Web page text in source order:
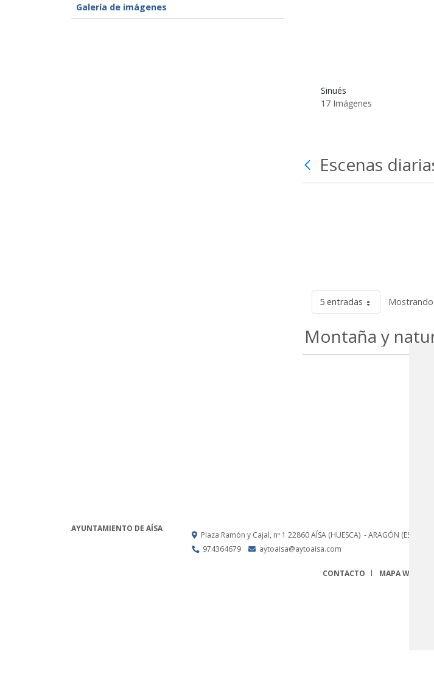
Galería de imágenes
Sinués
17 Imágenes
Escenas
5 entradas
Montaña y
AYUNTAMIENTO DE AÍSA
Plaza Ramón y Cajal, nº 1 22860AÍSA (HUESCA) - ARAGÓN (ESPAÑA)
974364679
aytoaisa@aytoaisa.com
CONTACTO MAPA WEB